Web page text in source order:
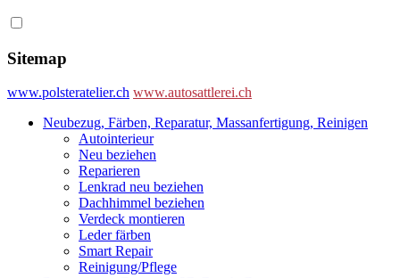
Sitemap
www.polsteratelier.ch www.autosattlerei.ch
Neubezug, Färben, Reparatur, Massanfertigung, Reinigen
Autointerieur
Neu beziehen
Reparieren
Lenkrad neu beziehen
Dachhimmel beziehen
Verdeck montieren
Leder färben
Smart Repair
Reinigung/Pflege